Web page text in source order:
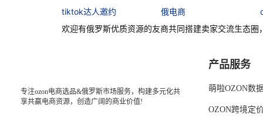
tiktok达人邀约
俄电商
欢迎有俄罗斯优质资源的友商共同搭建卖家交流生态圈
专注ozon电商选品&俄罗斯市场服务，构建多元化共
享共赢电商资源，创造广阔的商业价值!
产品服务
萌啦OZON数
OZON跨境定